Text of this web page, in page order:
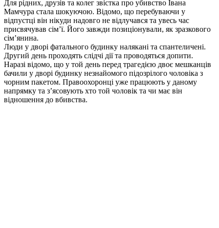
Для рідних, друзів та колег звістка про убивство Івана
Мамчура стала шокуючою. Відомо, що перебуваючи у
відпустці він нікуди надовго не відлучався та увесь час
присвячував сім’ї. Його завжди позиціонували, як зразкового
сім’янина.
Люди у дворі фатального будинку налякані та спантеличені.
Другий день проходять слідчі дії та проводяться допити.
Наразі відомо, що у той день перед трагедією двоє мешканців
бачили у дворі будинку незнайомого підозрілого чоловіка з
чорним пакетом. Правоохоронці уже працюють у даному
напрямку та з’ясовують хто той чоловік та чи має він
відношення до вбивства.